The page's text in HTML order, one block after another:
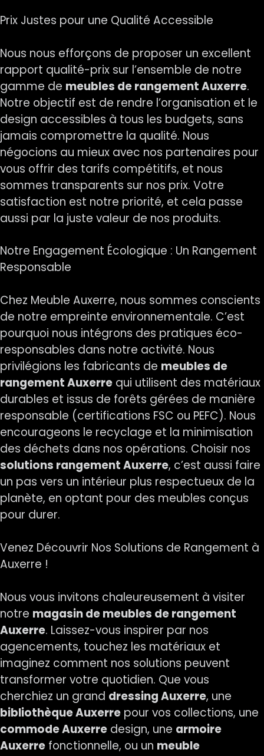
Prix Justes pour une Qualité Accessible
Nous nous efforçons de proposer un excellent
rapport qualité-prix sur l’ensemble de notre
gamme de meubles de rangement Auxerre.
Notre objectif est de rendre l’organisation et le
design accessibles à tous les budgets, sans
jamais compromettre la qualité. Nous
négocions au mieux avec nos partenaires pour
vous offrir des tarifs compétitifs, et nous
sommes transparents sur nos prix. Votre
satisfaction est notre priorité, et cela passe
aussi par la juste valeur de nos produits.
Notre Engagement Écologique : Un Rangement
Responsable
Chez Meuble Auxerre, nous sommes conscients
de notre empreinte environnementale. C’est
pourquoi nous intégrons des pratiques éco-
responsables dans notre activité. Nous
privilégions les fabricants de meubles de
rangement Auxerre qui utilisent des matériaux
durables et issus de forêts gérées de manière
responsable (certifications FSC ou PEFC). Nous
encourageons le recyclage et la minimisation
des déchets dans nos opérations. Choisir nos
solutions rangement Auxerre, c’est aussi faire
un pas vers un intérieur plus respectueux de la
planète, en optant pour des meubles conçus
pour durer.
Venez Découvrir Nos Solutions de Rangement à
Auxerre !
Nous vous invitons chaleureusement à visiter
notre magasin de meubles de rangement
Auxerre. Laissez-vous inspirer par nos
agencements, touchez les matériaux et
imaginez comment nos solutions peuvent
transformer votre quotidien. Que vous
cherchiez un grand dressing Auxerre, une
bibliothèque Auxerre pour vos collections, une
commode Auxerre design, une armoire
Auxerre fonctionnelle, ou un meuble